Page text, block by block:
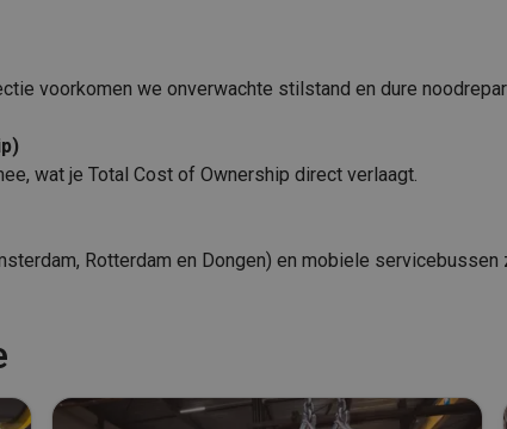
voorkomen we onverwachte stilstand en dure
wat je Total Cost of Ownership direct verlaagt.
Rotterdam en Dongen) en mobiele servicebussen